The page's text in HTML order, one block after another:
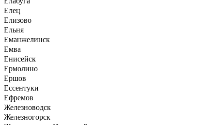
Елец
Елизово
Ельня
Еманжелинск
Емва
Енисейск
Ермолино
Ершов
Ессентуки
Ефремов
Железноводск
Железногорск